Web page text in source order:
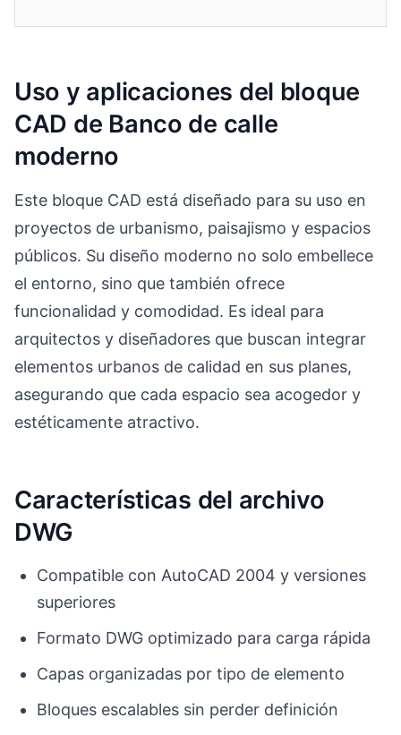
Uso y aplicaciones del bloque
CAD de Banco de calle
moderno
Este bloque CAD está diseñado para su uso en
proyectos de urbanismo, paisajismo y espacios
públicos. Su diseño moderno no solo embellece
el entorno, sino que también ofrece
funcionalidad y comodidad. Es ideal para
arquitectos y diseñadores que buscan integrar
elementos urbanos de calidad en sus planes,
asegurando que cada espacio sea acogedor y
estéticamente atractivo.
Características del archivo
DWG
Compatible con AutoCAD 2004 y versiones
superiores
Formato DWG optimizado para carga rápida
Capas organizadas por tipo de elemento
Bloques escalables sin perder definición